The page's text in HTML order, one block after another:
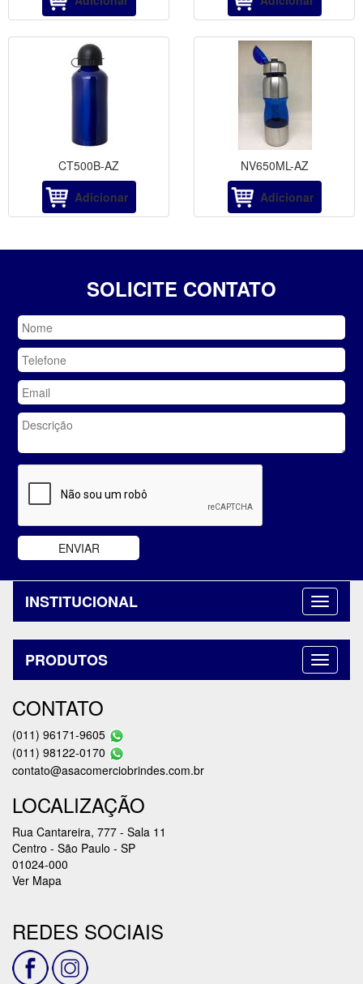
CT500B-AZ
Adicionar
NV650ML-AZ
Adicionar
SOLICITE CONTATO
INSTITUCIONAL
PRODUTOS
CONTATO
(011) 96171-9605
(011) 98122-0170
contato@asacomerciobrindes.com.br
LOCALIZAÇÃO
Rua Cantareira, 777 - Sala 11
Centro - São Paulo - SP
01024-000
Ver Mapa
REDES SOCIAIS